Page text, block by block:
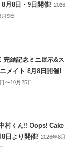
8月8日・9日開催!2026
9日
完結記念ミニ展示&ス
メイト 8月8日開催!
〜10月25日
村くん!! Oops! Cake
8日より開催!2026年8月